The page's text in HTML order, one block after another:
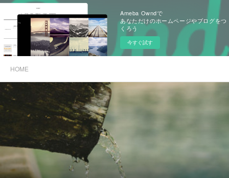
Ameba Owndで
あなただけのホームページやブログをつ
くろう
今すぐ試す
HOME